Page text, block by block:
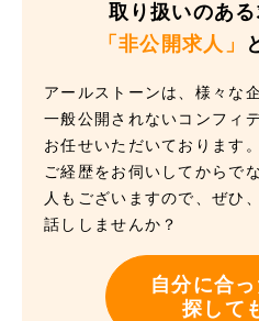
取り扱いのあ
「非公開求人」
アールストーンは、様々な
一般公開されないコンフィ
お任せいただいております。
ご経歴をお伺いしてからで
人もございますので、ぜひ
話ししませんか？
自分に合
探して